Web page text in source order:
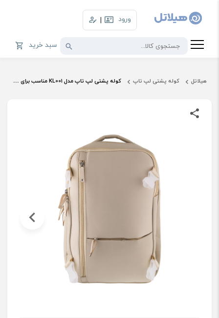
ورود |
سبد خرید
هیلاتل کوله پشتی لپ تاپ کوله پشتی لپ تاپ مدل KL001 مناسب برای لپ تاپ تا 15.6 اینچ